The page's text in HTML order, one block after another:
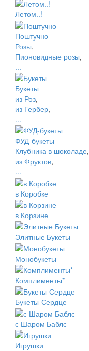
Летом..!
Поштучно
Розы,
Пионовидные розы,
...
Букеты
из Роз,
из Гербер,
...
ФУД-букеты
Клубника в шоколаде,
из Фруктов,
...
в Коробке
в Корзине
Элитные Букеты
Монобукеты
Комплименты*
Букеты-Сердце
с Шаром Баблс
Игрушки